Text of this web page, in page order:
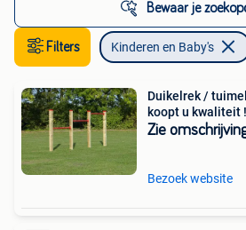
Bewaar je
Filters Kinderen en Baby's
Duikelrek /
koopt u kwaliteit !
Zie
Bezoek website